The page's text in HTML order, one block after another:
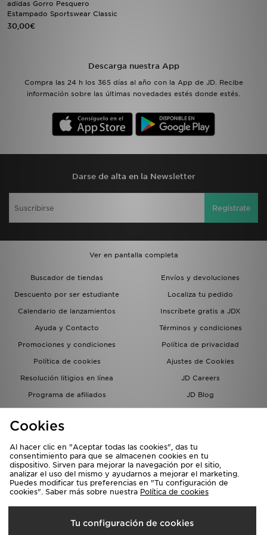
adidas Gorro Pesquero
Estampado Sportswear Classic
30,00€
Descarga nuestra App
Compra las 24 h los 365 días al año con la App de JD. Recibe
información sobre las últimas novedades estés donde estés.
Darse de alta en la Newsletter
Regístrate
Ver en pantalla completa
Buscador de tiendas
Envíos y devoluciones
Descuento por ser estudiante
Localiza tu pedido
Calendario de lanzamientos
Inscríbete gratis a JDX
Ayuda y Contacto
Términos y condiciones
Promociones y condiciones
Política de privacidad
Política de cookies
Ajustes de Cookies
Resolución litigios en línea
JD Careers
Programa de afiliados
JD Blog
del grupo JD - Whistleblowing
Selecciona País
España
MI JD
Cookies
Al hacer clic en "Aceptar todas las cookies", das tu
consentimiento para que se almacenen cookies en tu
dispositivo. Sirven para mejorar la navegación por el sitio,
analizar el uso del mismo y ayudarnos a mejorar el marketing.
Puedes modificar tus preferencias en "Tu configuración de
cookies". Saber más sobre nuestra Política de cookies
Tu configuración de cookies